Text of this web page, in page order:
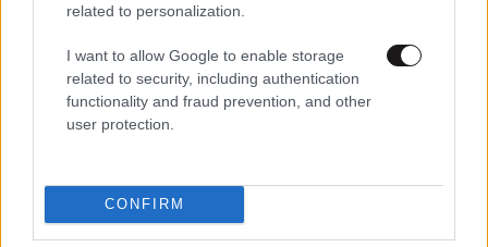
related to personalization.
I want to allow Google to enable storage
related to security, including authentication
functionality and fraud prevention, and other
user protection.
CONFIRM
Xαρακτήρες: 0/1000